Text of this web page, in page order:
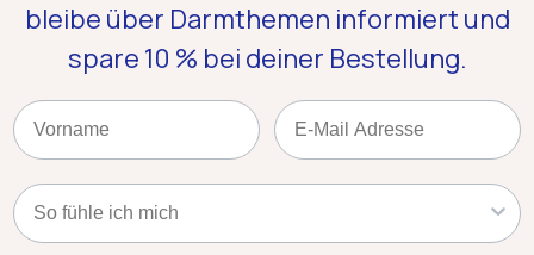
bleibe über Darmthemen informiert und
spare 10 % bei deiner Bestellung.
Name Email
Kategorie